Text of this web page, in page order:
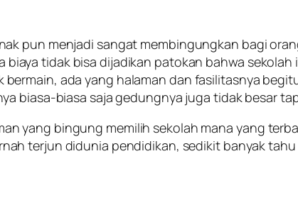
pun menjadi sangat membingungkan bagi
biaya tidak bisa dijadikan patokan bahwa
ada yang halaman dan fasilitasnya
biasa-biasa saja gedungnya juga tidak besar
yang bingung memilih sekolah mana yang
terjun didunia pendidikan, sedikit banyak